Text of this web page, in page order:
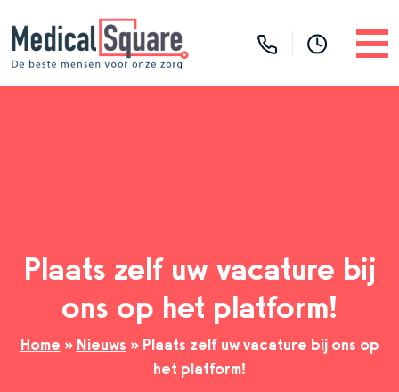
Plaats zelf uw vacature bij
ons op het platform!
Home » Nieuws » Plaats zelf uw vacature bij ons op
het platform!